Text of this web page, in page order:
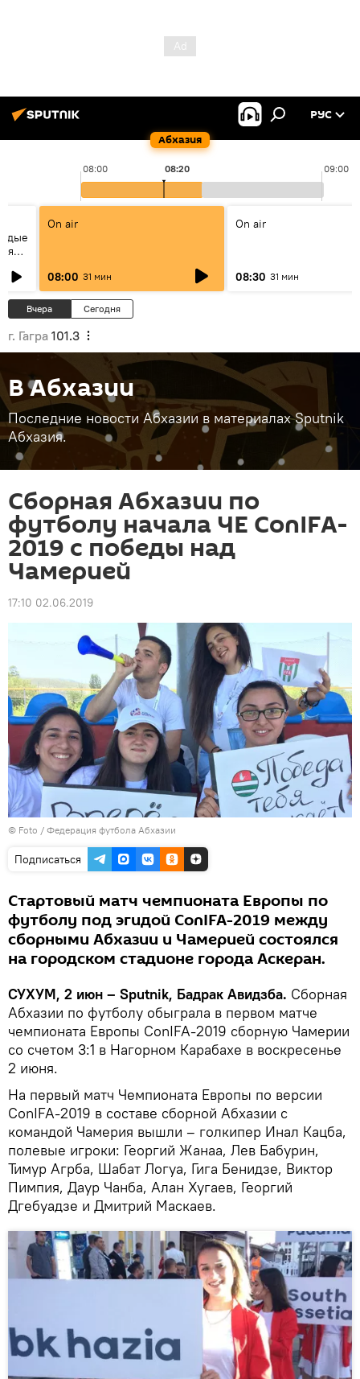
Абхазия
РУС
08:00 09:00
08:20
On air
08:00 31 мин
On air
08:30 31 мин
Вчера Сегодня
г. Гагра 101.3
В Абхазии
Последние новости Абхазии в материалах Sputnik
Абхазия.
Сборная Абхазии по
футболу начала ЧЕ ConIFA-
2019 с победы над
Чамерией
17:10 02.06.2019
© Foto / Федерация футбола Абхазии
Подписаться
Стартовый матч чемпионата Европы по
футболу под эгидой ConIFA-2019 между
сборными Абхазии и Чамерией состоялся
на городском стадионе города Аскеран.
СУХУМ, 2 июн – Sputnik, Бадрак Авидзба. Сборная
Абхазии по футболу обыграла в первом матче
чемпионата Европы ConIFA-2019 сборную Чамерии
со счетом 3:1 в Нагорном Карабахе в воскресенье
2 июня.
На первый матч Чемпионата Европы по версии
ConIFA-2019 в составе сборной Абхазии с
командой Чамерия вышли – голкипер Инал Кацба,
полевые игроки: Георгий Жанаа, Лев Бабурин,
Тимур Агрба, Шабат Логуа, Гига Бенидзе, Виктор
Пимпия, Даур Чанба, Алан Хугаев, Георгий
Дгебуадзе и Дмитрий Маскаев.